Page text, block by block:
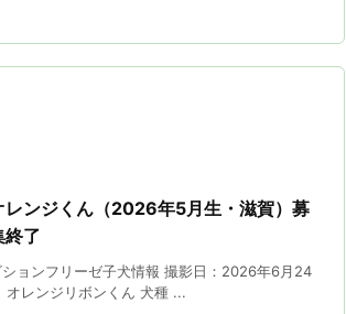
レンジくん（2026年5月生・滋賀）募
終了
ションフリーゼ子犬情報 撮影日：2026年6月24
オレンジリボンくん 犬種 ...